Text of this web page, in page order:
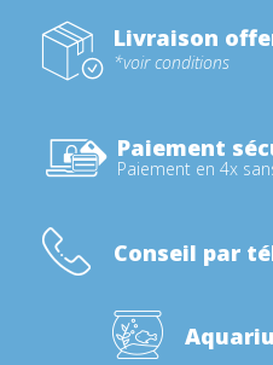
Livraison
*voir conditions
Paiement
Paiement en 4x
Conseil par